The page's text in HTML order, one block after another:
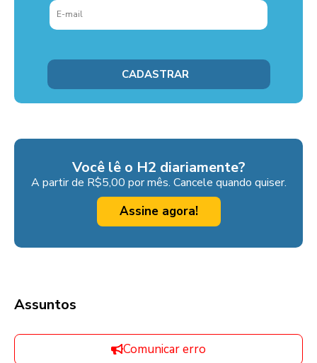
Você lê o H2 diariamente?
A partir de R$5,00 por mês. Cancele quando quiser.
Assine agora!
Assuntos
Comunicar erro